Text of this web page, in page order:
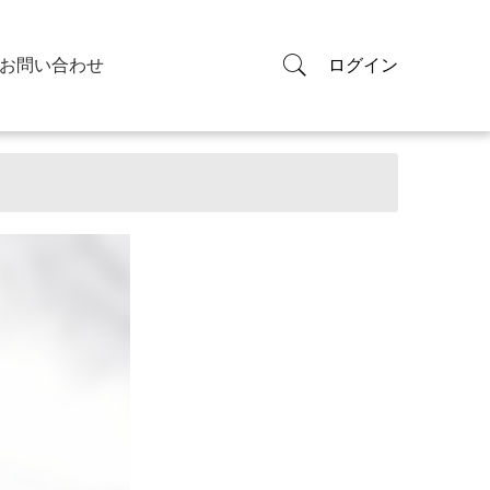
お問い合わせ ログイン